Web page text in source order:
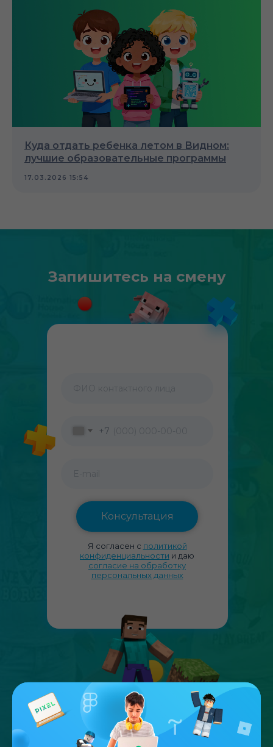
Куда отдать ребенка летом в Видном:
лучшие образовательные программы
17.03.2026 15:54
Запишитесь на смену
+7
Консультация
Я согласен с политикой
конфиденциальности и даю
согласие на обработку
персональных данных